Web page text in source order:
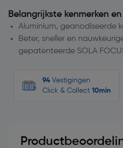
Belangrijkste kenmerken
Aluminium, geanodiseerde
Beter, sneller en
gepatenteerde SOLA
94 Vestigingen
Click & Collect 10min